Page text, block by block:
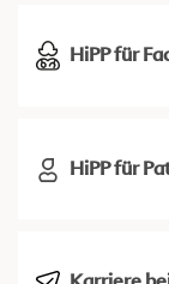
HiPP für
HiPP für